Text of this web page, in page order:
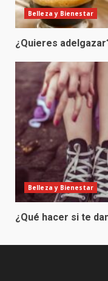
Belleza y Bienestar
¿Quieres
Belleza y Bienestar
¿Qué hacer si te